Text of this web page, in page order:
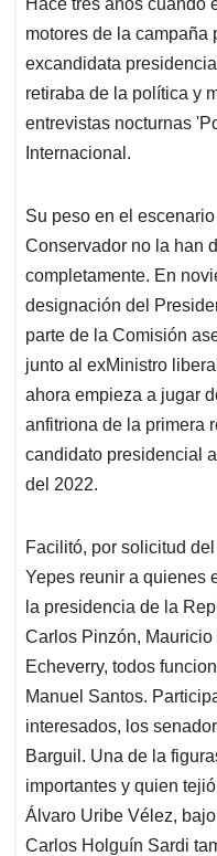
s
A
p
p
b
o
o
k
e
d
I
n
l
motores de la
excandidata
retiraba de la política y
entrevistas nocturnas
Internacional.
Su peso en el
Conservador no la han
completamente. En
designación del
parte de la Comisión
junto al exMinistro
ahora empieza a jugar
anfitriona de la primera
candidato presidencial
del 2022.
Facilitó, por solicitud
Yepes reunir a quienes
la presidencia de la
Carlos Pinzón,
Echeverry, todos
Manuel Santos.
interesados, los
Barguil. Una de la
importantes y quien
Álvaro Uribe Vélez,
Carlos Holguín Sardi